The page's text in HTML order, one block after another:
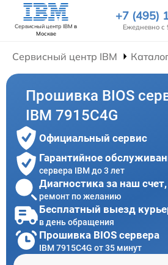
Сервисный центр IBM в
Москве
+7 (495)
Ежедневно с
Сервисный центр IBM
Прошивка BIOS
IBM 7915C4G
Официальный сервис
Гарантийное
сервера IBM до 3 лет
Диагностика за наш счет,
ремонт по желанию
Бесплатный выезд
в день обращения
Прошивка BIOS сервера
IBM 7915C4G от 35 минут